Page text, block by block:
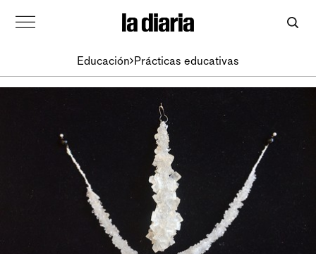
Educación Prácticas educativas